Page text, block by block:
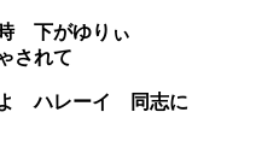
下がゆりぃ
されて
ハレーイ 同志に